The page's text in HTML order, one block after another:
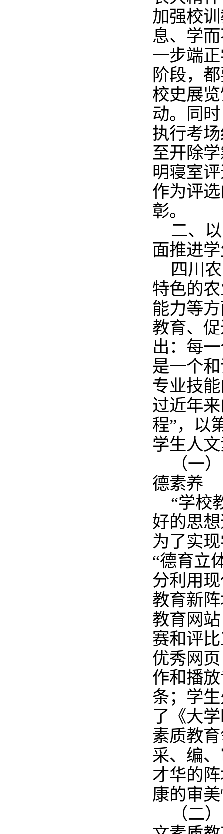
加强校
息、学
一步端
阶段，
校史展
动。同
执行考
至开除
明寝室
作为评
彰。
二、
面推进
四川
特色的
能力等
教育、
出：每
是一个
专业技
过近年
程”，以
学生人
（一
德素养
“学校
好的思
为了实
“德育立
分利用
教育新
教育网
赛和评
优秀网
作和播
条；学
了《大
素质教
采、编
才华的
康的审
（二